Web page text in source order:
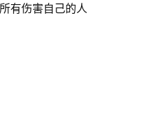
有伤害自己的人